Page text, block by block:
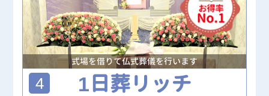
式場を借りて仏式葬儀を行います
4 1日葬リッチ